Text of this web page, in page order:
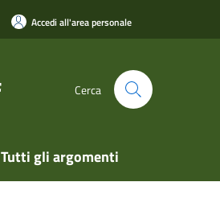
Accedi all'area personale
Cerca
Tutti gli argomenti